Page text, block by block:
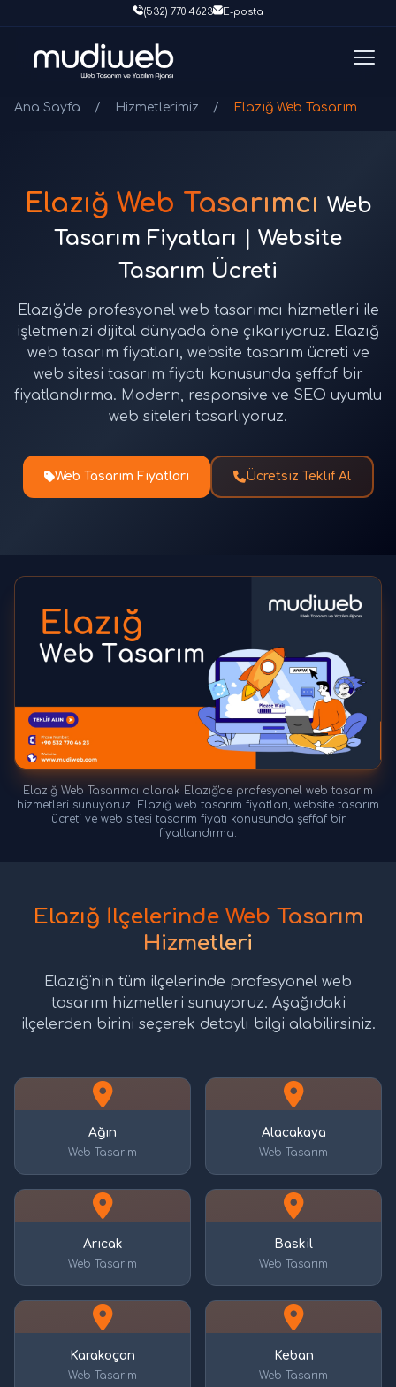
(532) 770 4623 E-posta
Ana Sayfa / Hizmetlerimiz / Elazığ Web Tasarım
Elazığ Web Tasarımcı Web
Tasarım Fiyatları | Website
Tasarım Ücreti
Elazığ'de profesyonel web tasarımcı hizmetleri ile
işletmenizi dijital dünyada öne çıkarıyoruz. Elazığ
web tasarım fiyatları, website tasarım ücreti ve
web sitesi tasarım fiyatı konusunda şeffaf bir
fiyatlandırma. Modern, responsive ve SEO uyumlu
web siteleri tasarlıyoruz.
Web Tasarım Fiyatları Ücretsiz Teklif Al
Elazığ Web Tasarımcı olarak Elazığ'de profesyonel web tasarım
hizmetleri sunuyoruz. Elazığ web tasarım fiyatları, website tasarım
ücreti ve web sitesi tasarım fiyatı konusunda şeffaf bir
fiyatlandırma.
Elazığ İlçelerinde Web Tasarım
Hizmetleri
Elazığ'nin tüm ilçelerinde profesyonel web
tasarım hizmetleri sunuyoruz. Aşağıdaki
ilçelerden birini seçerek detaylı bilgi alabilirsiniz.
Ağın
Web Tasarım
Alacakaya
Web Tasarım
Arıcak
Web Tasarım
Baskil
Web Tasarım
Karakoçan
Web Tasarım
Keban
Web Tasarım